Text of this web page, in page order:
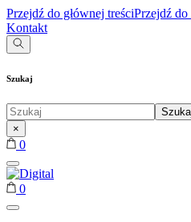
Przejdź do głównej treściPrzejdź do
Kontakt
Szukaj
Szukaj
...×
0
0